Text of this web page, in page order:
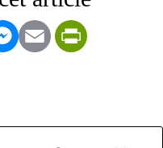
Messenger
Email